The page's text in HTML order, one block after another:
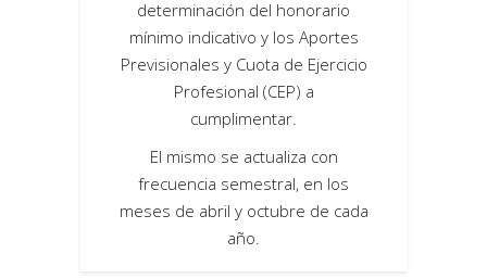
determinación del honorario
mínimo indicativo y los Aportes
Previsionales y Cuota de Ejercicio
Profesional (CEP) a
cumplimentar.
El mismo se actualiza con
frecuencia semestral, en los
meses de abril y octubre de cada
año.